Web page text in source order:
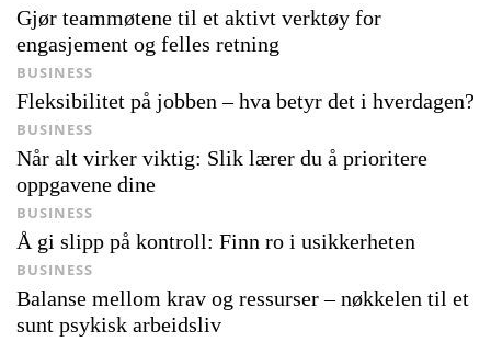
Gjør teammøtene til et aktivt verktøy for
engasjement og felles retning
Fleksibilitet på jobben – hva betyr det i hverdagen?
BUSINESS
Når alt virker viktig: Slik lærer du å prioritere
oppgavene dine
BUSINESS
Å gi slipp på kontroll: Finn ro i usikkerheten
BUSINESS
Balanse mellom krav og ressurser – nøkkelen til et
sunt psykisk arbeidsliv
BUSINESS